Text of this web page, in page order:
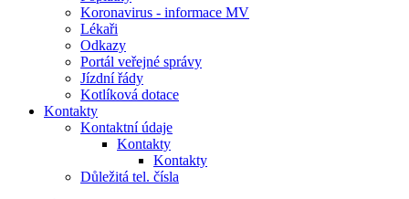
Koronavirus - informace MV
Lékaři
Odkazy
Portál veřejné správy
Jízdní řády
Kotlíková dotace
Kontakty
Kontaktní údaje
Kontakty
Kontakty
Důležitá tel. čísla